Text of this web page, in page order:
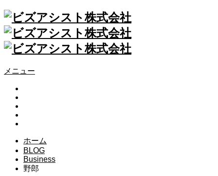
メニュー
ホーム
BLOG
Business
野郎